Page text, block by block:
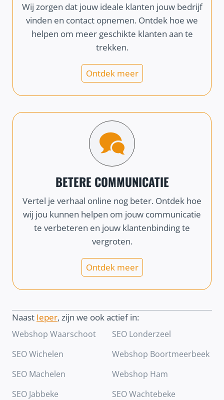
Wij zorgen dat jouw ideale klanten jouw bedrijf
vinden en contact opnemen. Ontdek hoe we
helpen om meer geschikte klanten aan te
trekken.
Ontdek meer
BETERE COMMUNICATIE
Vertel je verhaal online nog beter. Ontdek hoe
wij jou kunnen helpen om jouw communicatie
te verbeteren en jouw klantenbinding te
vergroten.
Ontdek meer
Naast Ieper, zijn we ook actief in:
Webshop Waarschoot
SEO Londerzeel
SEO Wichelen
Webshop Boortmeerbeek
SEO Machelen
Webshop Ham
SEO Jabbeke
SEO Wachtebeke